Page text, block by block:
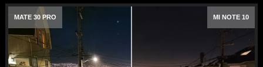
MATE 30 PRO MI NOTE 10